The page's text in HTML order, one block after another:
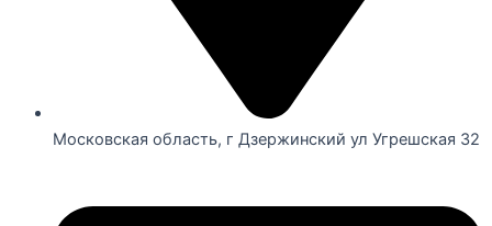
Московская область, г Дзержинский ул Угрешская 32